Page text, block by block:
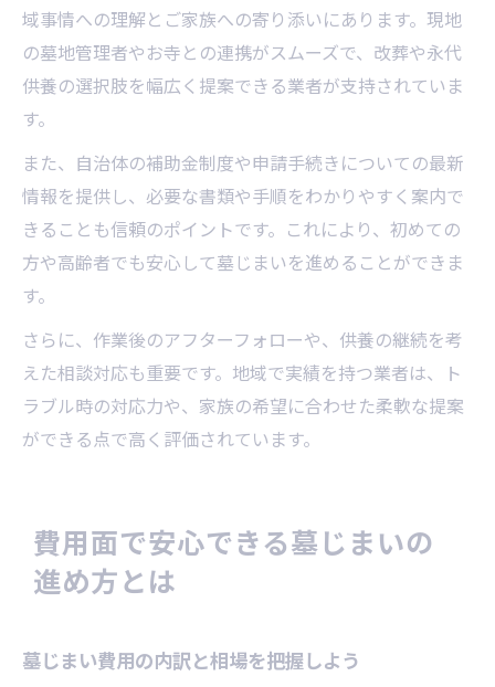
域事情への理解とご家族への寄り添いにあります。現地
の墓地管理者やお寺との連携がスムーズで、改葬や永代
供養の選択肢を幅広く提案できる業者が支持されていま
す。
また、自治体の補助金制度や申請手続きについての最新
情報を提供し、必要な書類や手順をわかりやすく案内で
きることも信頼のポイントです。これにより、初めての
方や高齢者でも安心して墓じまいを進めることができま
す。
さらに、作業後のアフターフォローや、供養の継続を考
えた相談対応も重要です。地域で実績を持つ業者は、ト
ラブル時の対応力や、家族の希望に合わせた柔軟な提案
ができる点で高く評価されています。
費用面で安心できる墓じまいの
進め方とは
墓じまい費用の内訳と相場を把握しよう